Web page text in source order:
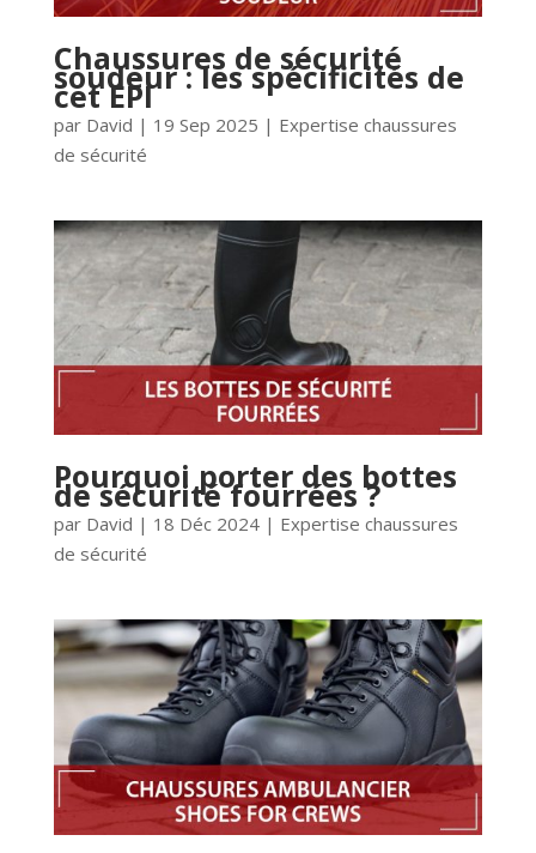
Chaussures de sécurité
soudeur : les spécificités de
cet EPI
par David | 19 Sep 2025 | Expertise chaussures
de sécurité
Pourquoi porter des bottes
de sécurité fourrées ?
par David | 18 Déc 2024| Expertise chaussures
de sécurité